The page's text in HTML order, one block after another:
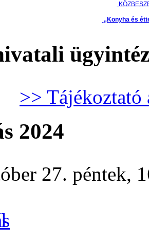
„Konyha és
>> Tájékoztató
2024
27. péntek,